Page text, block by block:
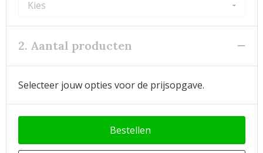
2. Aantal producten
Selecteer jouw opties voor de prijsopgave.
Bestellen